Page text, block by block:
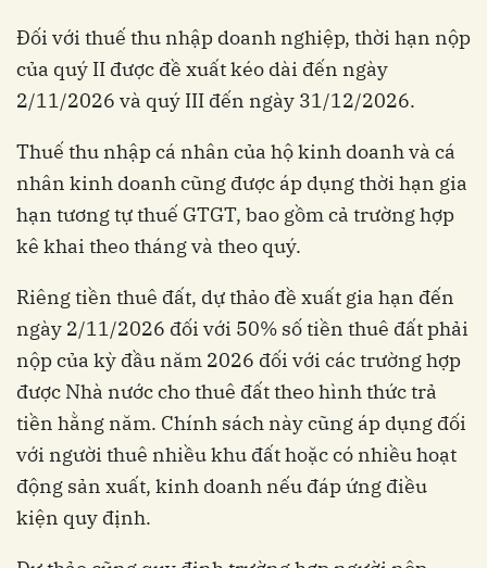
Đối với thuế thu nhập doanh nghiệp, thời hạn nộp
của quý II được đề xuất kéo dài đến ngày
2/11/2026 và quý III đến ngày 31/12/2026.
Thuế thu nhập cá nhân của hộ kinh doanh và cá
nhân kinh doanh cũng được áp dụng thời hạn gia
hạn tương tự thuế GTGT, bao gồm cả trường hợp
kê khai theo tháng và theo quý.
Riêng tiền thuê đất, dự thảo đề xuất gia hạn đến
ngày 2/11/2026 đối với 50% số tiền thuê đất phải
nộp của kỳ đầu năm 2026 đối với các trường hợp
được Nhà nước cho thuê đất theo hình thức trả
tiền hằng năm. Chính sách này cũng áp dụng đối
với người thuê nhiều khu đất hoặc có nhiều hoạt
động sản xuất, kinh doanh nếu đáp ứng điều
kiện quy định.